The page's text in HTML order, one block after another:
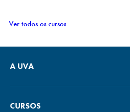
Ver todos os cursos
A UVA
CURSOS